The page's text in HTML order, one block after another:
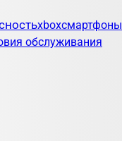
xboxсмартфоны
обслуживания